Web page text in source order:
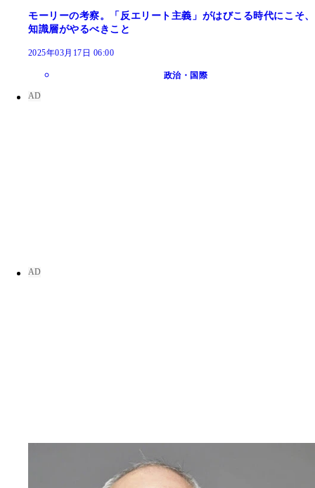
モーリーの考察。「反エリート主義」がはびこる時代にこそ、
知識層がやるべきこと
2025年03月17日 06:00
政治・国際